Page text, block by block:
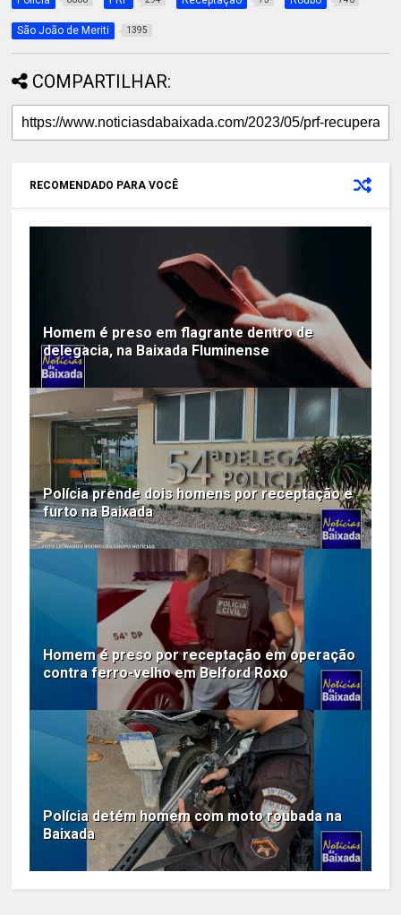
São João de Meriti 1395
COMPARTILHAR:
RECOMENDADO PARA VOCÊ
Homem é preso em flagrante dentro de
delegacia, na Baixada Fluminense
Polícia prende dois homens por receptação e
furto na Baixada
Homem é preso por receptação em operação
contra ferro-velho em Belford Roxo
Polícia detém homem com moto roubada na
Baixada